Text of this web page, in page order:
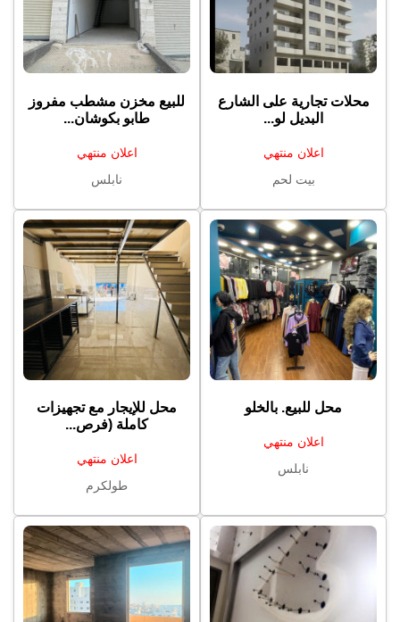
محلات تجارية على الشارع
البديل لو...
اعلان منتهي
بيت لحم
للبيع مخزن مشطب مفروز
طابو بكوشان...
اعلان منتهي
نابلس
محل للبيع. بالخلو
اعلان منتهي
نابلس
محل للإيجار مع تجهيزات
كاملة (فرص...
اعلان منتهي
طولكرم